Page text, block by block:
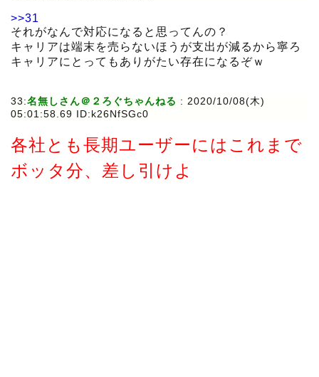
>>31
それがなんで対応になると思ってんの？
キャリアは端末を売らないほうが支出が減るから寧ろ
キャリアにとってもありがたい存在になるぞｗ
33:名無しさん＠２ろぐちゃんねる : 2020/10/08(木)
05:01:58.69 ID:k26NfSGc0
各社とも長期ユーザーにはこれまで
ボッタ分、差し引けよ